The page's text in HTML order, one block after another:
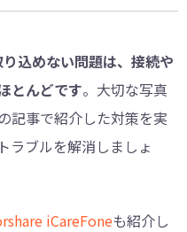
込めない問題は、接続や
とんどです。大切な写真
記事で紹介した対策を実
ラブルを解消しましょ
iCareFoneも紹介し